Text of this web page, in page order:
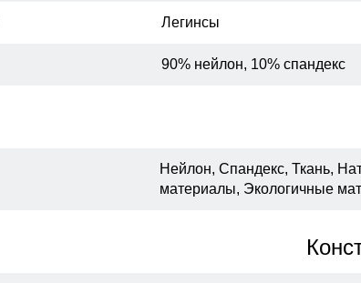
Легинсы
90% нейлон, 10% спандекс
Нейлон, Спандекс, Ткань,
материалы, Экологичные